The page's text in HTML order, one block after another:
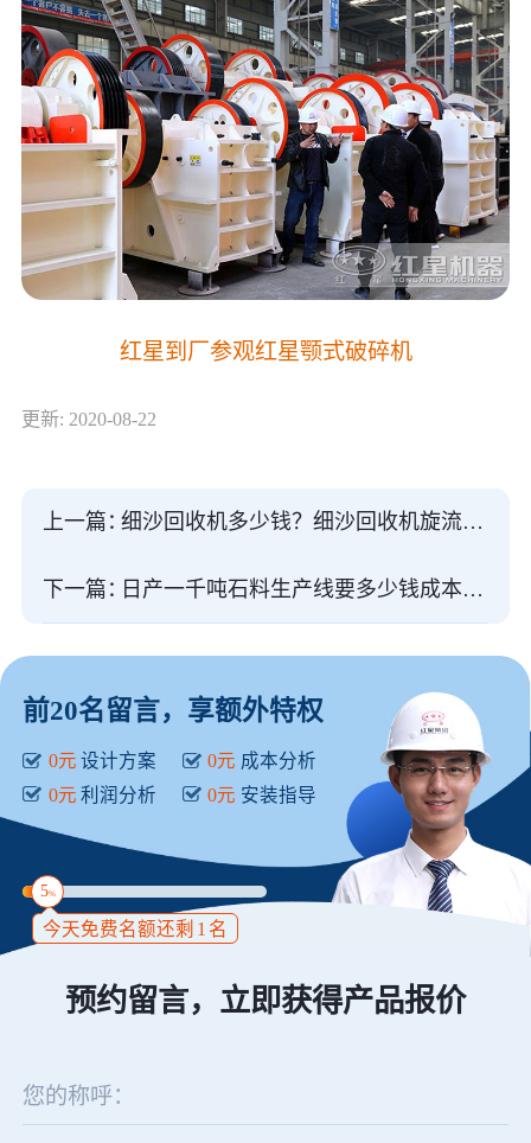
红星到厂参观红星颚式破碎机
更新: 2020-08-22
上一篇： 细沙回收机多少钱？细沙回收机旋流器和脱水筛厂家
下一篇： 日产一千吨石料生产线要多少钱成本高不高？
前20名留言，享额外特权
0元 设计方案 0元 成本分析
0元 利润分析 0元 安装指导
5%
今天免费名额还剩 1 名
预约留言，立即获得产品报价